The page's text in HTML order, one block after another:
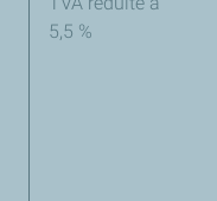
5,5 %